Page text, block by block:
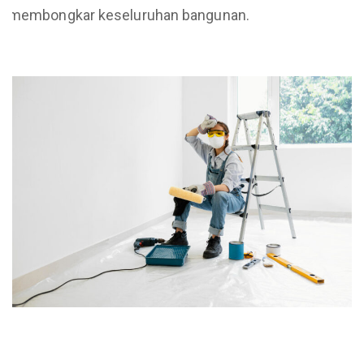
membongkar keseluruhan bangunan.